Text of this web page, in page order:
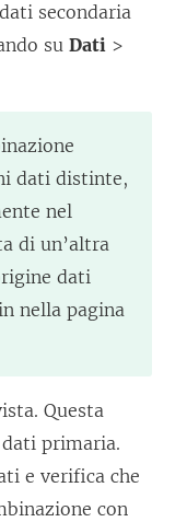
secondaria
su Dati >
dati distinte,
nel
di un’altra
dati
nella pagina
Questa
primaria.
e verifica che
con